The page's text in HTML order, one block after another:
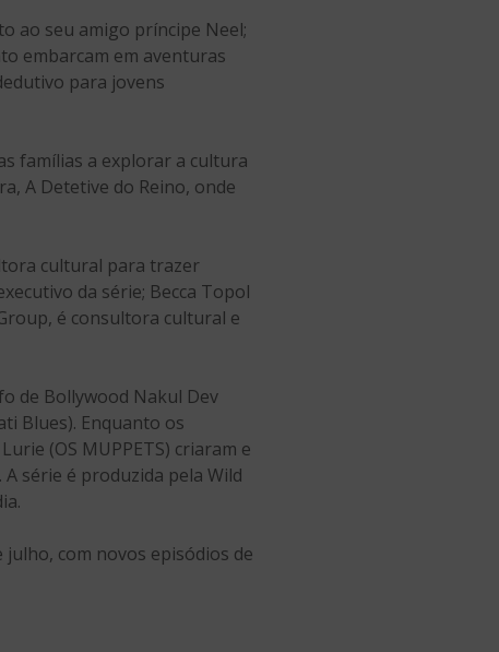
ao seu amigo príncipe Neel;
embarcam em aventuras
para jovens
famílias a explorar a cultura
A Detetive do Reino, onde
cultural para trazer
da série; Becca Topol
é consultora cultural e
de Bollywood Nakul Dev
Blues). Enquanto os
(OS MUPPETS) criaram e
série é produzida pela Wild
com novos episódios de